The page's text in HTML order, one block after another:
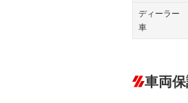
ディーラー
車
車両